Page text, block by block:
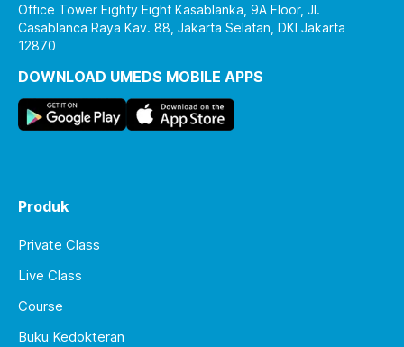
Office Tower Eighty Eight Kasablanka, 9A Floor, Jl.
Casablanca Raya Kav. 88, Jakarta Selatan, DKI Jakarta
12870
DOWNLOAD UMEDS MOBILE APPS
Produk
Private Class
Live Class
Course
Buku Kedokteran